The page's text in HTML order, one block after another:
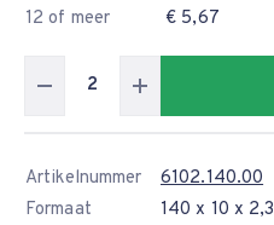
12 of meer
€ 5,67
Artikelnummer
6102.140.00
Formaat
140 x 10 x 2,3